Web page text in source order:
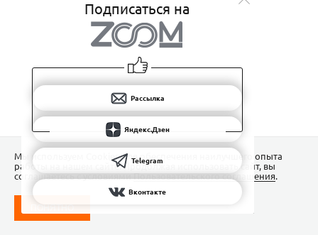
Подписаться на
Рассылка
Яндекс.Дзен
Telegram
Вконтакте
Мы используем Сookies для обеспечения наилучшего опыта
работы на нашем сайте. Продолжая использовать сайт, вы
соглашаетесь с условиямиПользовательского соглашения.
ПОНЯТНО